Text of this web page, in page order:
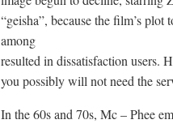
“geisha”, because the film’s plot
among
resulted in dissatisfaction users.
you possibly will not need the
In the 60s and 70s, Mc – Phee